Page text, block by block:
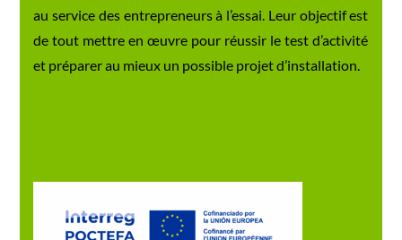
au service des entrepreneurs à l’essai. Leur objectif est
de tout mettre en œuvre pour réussir le test d’activité
et préparer au mieux un possible projet d’installation.